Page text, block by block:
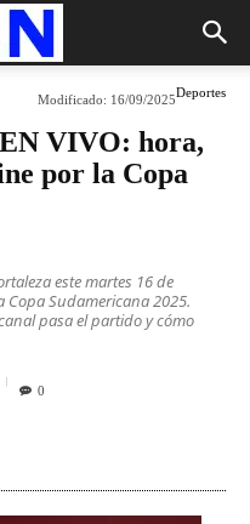
Deportes
Modificado: 16/09/2025
VIVO: hora,
por la Copa
este martes 16 de
Sudamericana 2025.
pasa el partido y cómo
0